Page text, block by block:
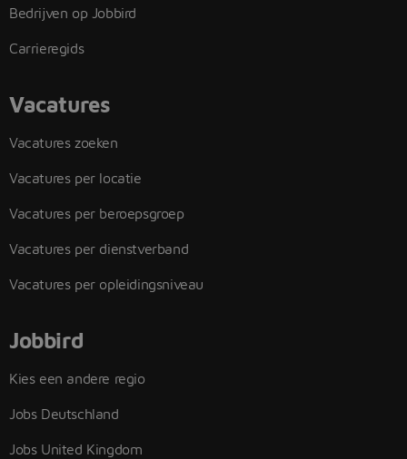
Bedrijven op Jobbird
Carrieregids
Vacatures
Vacatures zoeken
Vacatures per locatie
Vacatures per beroepsgroep
Vacatures per dienstverband
Vacatures per opleidingsniveau
Jobbird
Kies een andere regio
Jobs Deutschland
Jobs United Kingdom